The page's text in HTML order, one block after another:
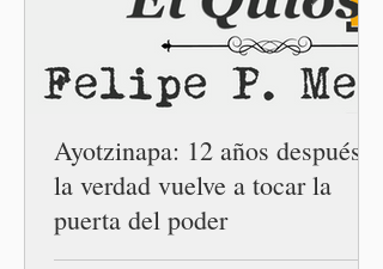
Emancipación) número 62 y
la Casa Carmen Serdán
número 25 en el estado, la
cuarta en la c
Ayotzinapa: 12 años después,
la verdad vuelve a tocar la
puerta del poder